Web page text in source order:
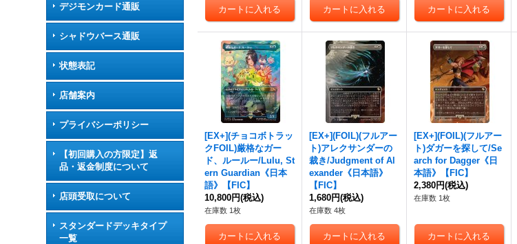
デジモンカード通販
シャドウバース通販
状態表記
店舗案内
プライバシーポリシー
【初回購入の方限定】返
品・返金制度について
店頭受取について
スタンダードデッキタイプ
一覧
[EX+](チョコボトラッ
クFOIL)厳格なガー
ド、ルールー/Lulu, St
ern Guardian《日本
語》【FIC】
10,800円(税込)
在庫数 1枚
[EX+](FOIL)(フルアー
ト)アレクサンダーの
裁き/Judgment of Al
exander《日本語》
【FIC】
1,680円(税込)
在庫数 4枚
[EX+](FOIL)(フルアー
ト)ダガーを探して/Se
arch for Dagger《日
本語》【FIC】
2,380円(税込)
在庫数 1枚